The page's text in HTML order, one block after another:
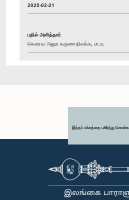
2025-02-21
பதில் அளித்தார்
கௌரவ அனுர கருணாதிலக்க, பா.உ.
இந்தப் பக்கத்தை பகிர்ந்து கொள்க